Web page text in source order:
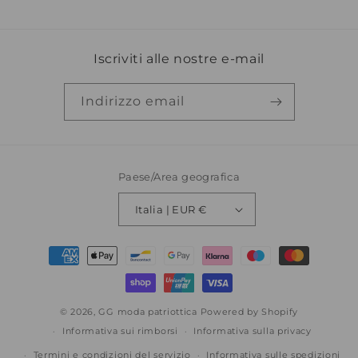
Iscriviti alle nostre e-mail
Indirizzo email
Paese/Area geografica
Italia | EUR €
Metodi
© 2026,GG moda patriottica Powered by Shopify
Informativa sui rimborsi
Informativa sulla privacy
Termini e condizioni del servizio Informativa sulle spedizioni